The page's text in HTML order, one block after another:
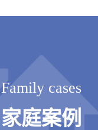
Family cases
家庭案例